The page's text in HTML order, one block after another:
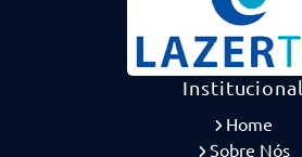
Institucional
Home
Sobre Nós